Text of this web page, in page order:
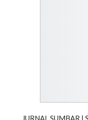
JURNAL SUMBAR